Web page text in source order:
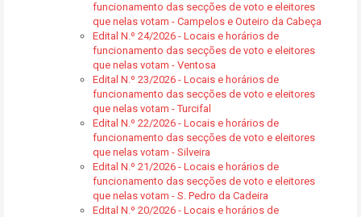
funcionamento das secções de voto e eleitores
que nelas votam - Campelos e Outeiro da Cabeça
Edital N.º 24/2026 - Locais e horários de
funcionamento das secções de voto e eleitores
que nelas votam - Ventosa
Edital N.º 23/2026 - Locais e horários de
funcionamento das secções de voto e eleitores
que nelas votam - Turcifal
Edital N.º 22/2026 - Locais e horários de
funcionamento das secções de voto e eleitores
que nelas votam - Silveira
Edital N.º 21/2026 - Locais e horários de
funcionamento das secções de voto e eleitores
que nelas votam - S. Pedro da Cadeira
Edital N.º 20/2026 - Locais e horários de